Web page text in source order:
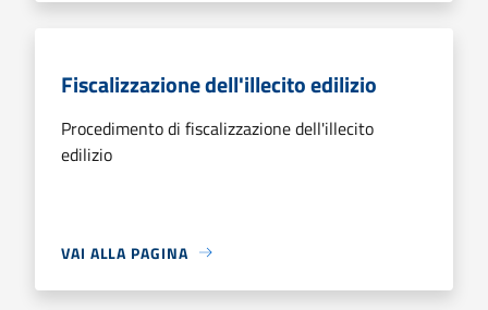
Fiscalizzazione dell'illecito edilizio
Procedimento di fiscalizzazione dell'illecito
edilizio
VAI ALLA PAGINA